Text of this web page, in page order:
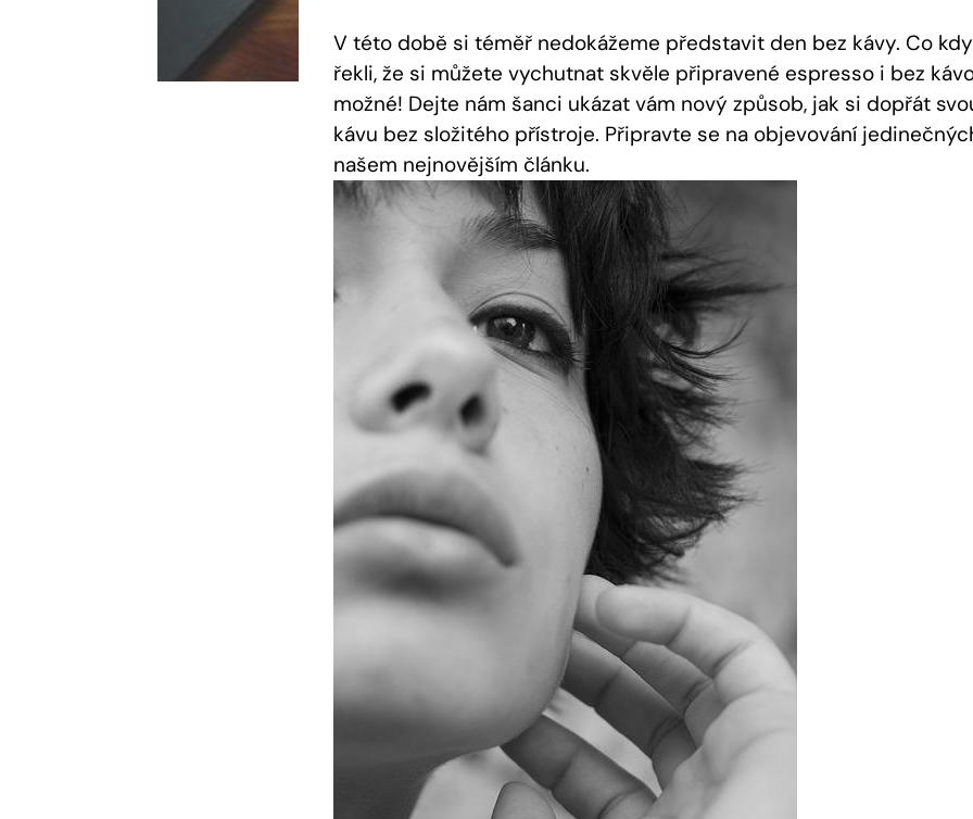
V této době si ​téměř nedokážeme představit den bez kávy. Co
řekli, že si ⁤můžete vychutnat skvěle připravené espresso i bez
možné!⁣ Dejte ⁢nám šanci ukázat ⁢vám nový způsob, jak si dopřát
kávu bez složitého přístroje. Připravte se na objevování
našem ⁢nejnovějším⁣ článku.